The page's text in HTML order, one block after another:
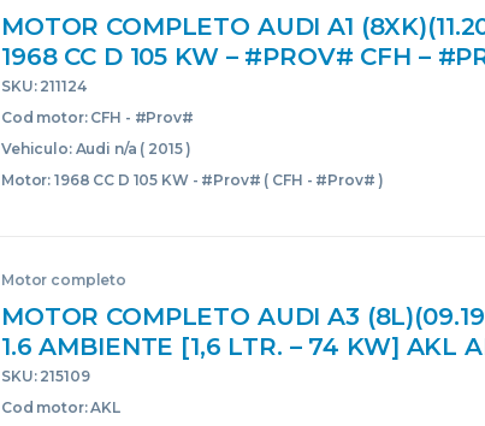
MOTOR COMPLETO AUDI A1
1968 CC D 105 KW – #PROV# CFH –
CFHPROV CFHD BLANCO BLOQUE
USADO
SKU: 211124
Cod motor: CFH - #Prov#
Vehiculo: Audi n/a ( 2015 )
Motor: 1968 CC D 105 KW - #Prov# ( CFH - #Prov# )
Motor completo
MOTOR COMPLETO AUDI A3
1.6 AMBIENTE [1,6 LTR. – 74 KW] AKL
NEGRO BLOQUE CORE USADO
SKU: 215109
Cod motor: AKL